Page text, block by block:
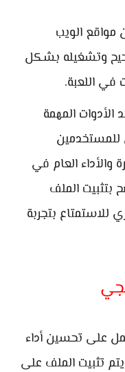
الويب
وتشغيله بشكل
في اللعبة.
المهمة
للمستخدمين
والأداء العام في
بتثبيت الملف
بتجربة
على تحسين أداء
تثبيت الملف على